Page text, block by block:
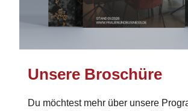
Unsere Broschüre
Du möchtest mehr über unsere